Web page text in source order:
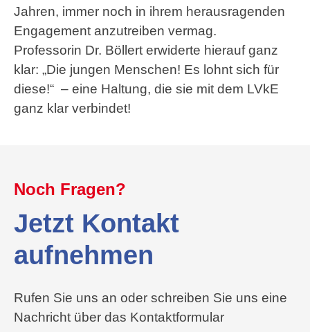
Jahren, immer noch in ihrem herausragenden
Engagement anzutreiben vermag.
Professorin Dr. Böllert erwiderte hierauf ganz
klar: „Die jungen Menschen! Es lohnt sich für
diese!“ – eine Haltung, die sie mit dem LVkE
ganz klar verbindet!
Noch Fragen?
Jetzt Kontakt
aufnehmen
Rufen Sie uns an oder schreiben Sie uns eine
Nachricht über das Kontaktformular